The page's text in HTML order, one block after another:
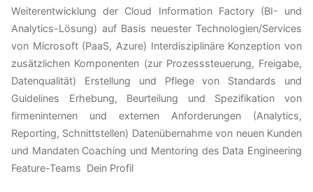
Weiterentwicklung der Cloud Information Factory (BI- und
Analytics-Lösung) auf Basis neuester Technologien/Services
von Microsoft (PaaS, Azure) Interdisziplinäre Konzeption von
zusätzlichen Komponenten (zur Prozesssteuerung, Freigabe,
Datenqualität) Erstellung und Pflege von Standards und
Guidelines Erhebung, Beurteilung und Spezifikation von
firmeninternen und externen Anforderungen (Analytics,
Reporting, Schnittstellen) Datenübernahme von neuen Kunden
und Mandaten Coaching und Mentoring des Data Engineering
Feature-Teams Dein Profil